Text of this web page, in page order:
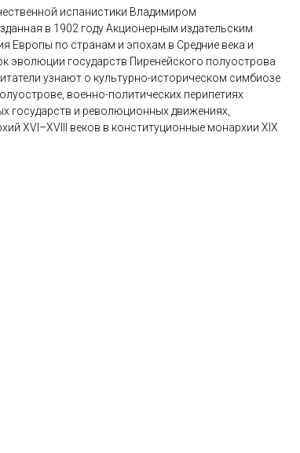
испанистики Владимиром
в 1902 году Акционерным издательским
Европы по странам и эпохам в Средние века и
эволюции государств Пиренейского полуострова
узнают о культурно-историческом симбиозе
военно-политических перипетиях
государств и революционных движениях,
XVI–XVIII веков в конституционные монархии XIX